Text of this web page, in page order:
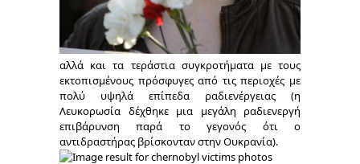
αλλά και τα τεράστια συγκροτήματα με τους
εκτοπισμένους πρόσφυγες από τις περιοχές με
πολύ υψηλά επίπεδα ραδιενέργειας (η
Λευκορωσία δέχθηκε μια μεγάλη ραδιενεργή
επιβάρυνση παρά το γεγονός ότι ο
αντιδραστήρας βρίσκονταν στην Ουκρανία).